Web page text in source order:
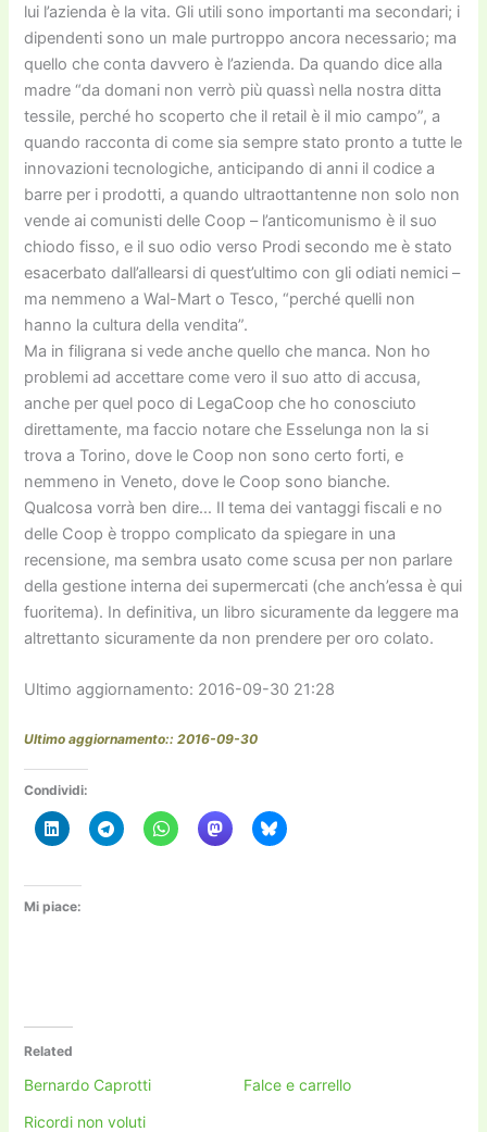
lui l’azienda è la vita. Gli utili sono importanti ma secondari; i
dipendenti sono un male purtroppo ancora necessario; ma
quello che conta davvero è l’azienda. Da quando dice alla
madre “da domani non verrò più quassì nella nostra ditta
tessile, perché ho scoperto che il retail è il mio campo”, a
quando racconta di come sia sempre stato pronto a tutte le
innovazioni tecnologiche, anticipando di anni il codice a
barre per i prodotti, a quando ultraottantenne non solo non
vende ai comunisti delle Coop – l’anticomunismo è il suo
chiodo fisso, e il suo odio verso Prodi secondo me è stato
esacerbato dall’allearsi di quest’ultimo con gli odiati nemici –
ma nemmeno a Wal-Mart o Tesco, “perché quelli non
hanno la cultura della vendita”.
Ma in filigrana si vede anche quello che manca. Non ho
problemi ad accettare come vero il suo atto di accusa,
anche per quel poco di LegaCoop che ho conosciuto
direttamente, ma faccio notare che Esselunga non la si
trova a Torino, dove le Coop non sono certo forti, e
nemmeno in Veneto, dove le Coop sono bianche.
Qualcosa vorrà ben dire… Il tema dei vantaggi fiscali e no
delle Coop è troppo complicato da spiegare in una
recensione, ma sembra usato come scusa per non parlare
della gestione interna dei supermercati (che anch’essa è qui
fuoritema). In definitiva, un libro sicuramente da leggere ma
altrettanto sicuramente da non prendere per oro colato.
Ultimo aggiornamento: 2016-09-30 21:28
Ultimo aggiornamento:: 2016-09-30
Condividi:
Mi piace:
Related
Bernardo Caprotti
Falce e carrello
Ricordi non voluti